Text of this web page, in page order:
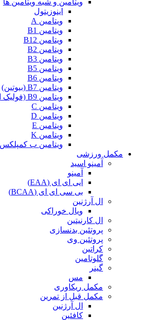
اینوزیتول
ویتامین A
ویتامین B1
ویتامین B12
ویتامین B2
ویتامین B3
ویتامین B5
ویتامین B6
ویتامین B7 (بیوتین)
ویتامین B9 (فولیک اسید)
ویتامین C
ویتامین D
ویتامین E
ویتامین K
ویتامین ب کمپلکس
مکمل ورزشی
آمینو اسید
آمینو
ایی ای ای (EAA)
بی سی ای ای (BCAA)
ال آرژنین
ویال خوراکی
ال کارنیتین
پروتئین بدنسازی
پروتئین وی
کراتین
گلوتامین
گینر
مس
مکمل ریکاوری
مکمل قبل از تمرین
ال آرژنین
کافئین